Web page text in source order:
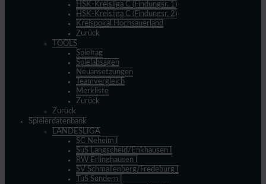
HSK-Kreisliga C (Findungsr. 1)
HSK-Kreisliga C (Findungsr. 2)
Kreispokal Hochsauerland
Zurück
TOOLS
Spieltag
Spielabsagen
Neuansetzungen
Teamvergleich
Merkliste
Zurück
Zurück
Spielerdatenbank
LANDESLIGA
SC Neheim I
SuS Langscheid/Enkhausen I
RW Erlinghausen I
SV Schmallenberg/Fredeburg I
TuS Sundern I